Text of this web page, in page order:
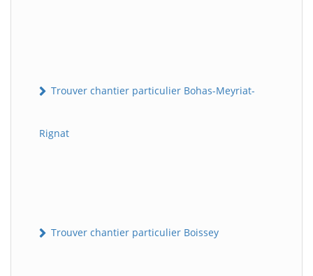
Trouver chantier particulier Bohas-Meyriat-
Rignat
Trouver chantier particulier Boissey